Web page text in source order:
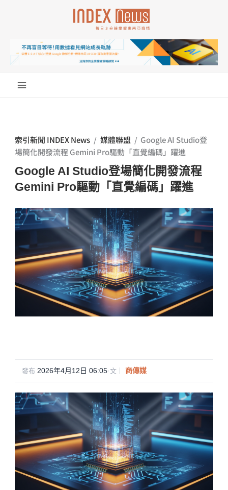
索引新聞 INDEX News / 媒體聯盟 / Google AI Studio登
場簡化開發流程 Gemini Pro驅動「直覺編碼」躍進
Google AI Studio登場簡化開發流程
Gemini Pro驅動「直覺編碼」躍進
發布 2026年4月12日 06:05·文｜ 商傳媒